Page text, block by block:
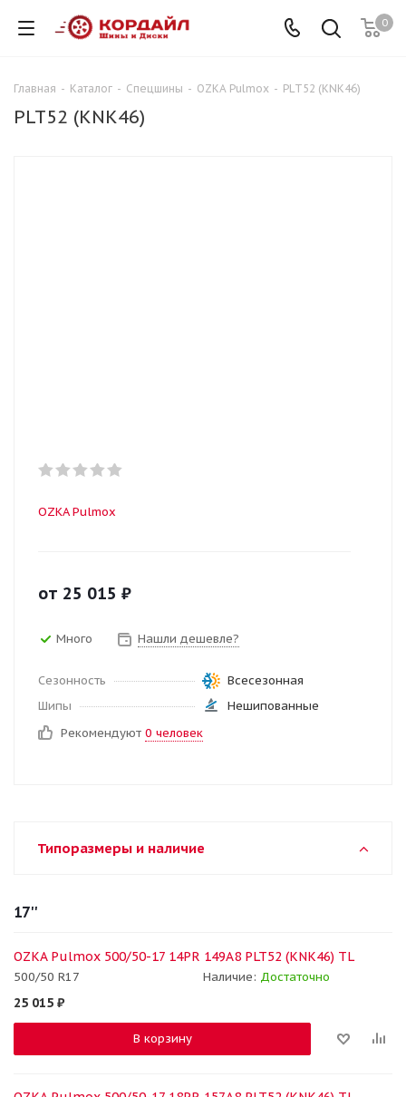
0
Главная - Каталог - Спецшины - OZKA Pulmox - PLT52 (KNK46)
PLT52 (KNK46)
OZKA Pulmox
от 25 015 ₽
Много Нашли дешевле?
Сезонность
Всесезонная
Шипы
Нешипованные
Рекомендуют 0 человек
Типоразмеры и наличие
17''
OZKA Pulmox 500/50-17 14PR 149A8 PLT52 (KNK46) TL
500/50 R17 Наличие: Достаточно
25 015 ₽
В корзину